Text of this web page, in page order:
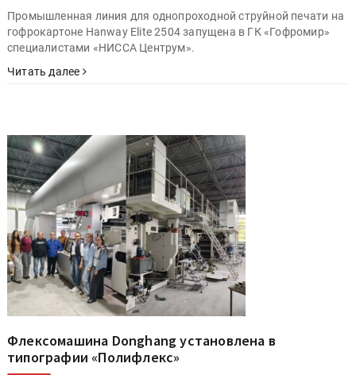
Промышленная линия для однопроходной струйной печати на
гофрокартоне Hanway Elite 2504 запущена в ГК «Гофромир»
специалистами «НИССА Центрум».
Читать далее
Флексомашина Donghang установлена в
типографии «Полифлекс»